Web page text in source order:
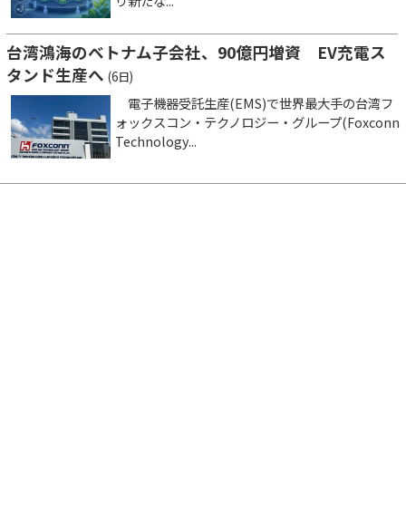
台湾鴻海のベトナム子会社、90億円増資 EV充電ス
タンド生産へ (6日)
電子機器受託生産(EMS)で世界最大手の台湾フ
ォックスコン・テクノロジー・グループ(Foxconn
Technology...